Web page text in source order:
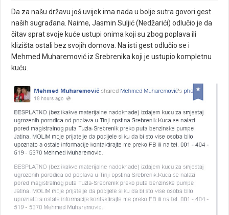
Da za našu državu još uvijek ima nada u bolje sutra govori gest
naših sugrađana. Naime, Jasmin Suljić (Nedžarići) odlučio je da
čitav sprat svoje kuće ustupi onima koji su zbog poplava ili
klizišta ostali bez svojih domova. Na isti gest odlučio se i
Mehmed Muharemović iz Srebrenika koji je ustupio kompletnu
kuću.